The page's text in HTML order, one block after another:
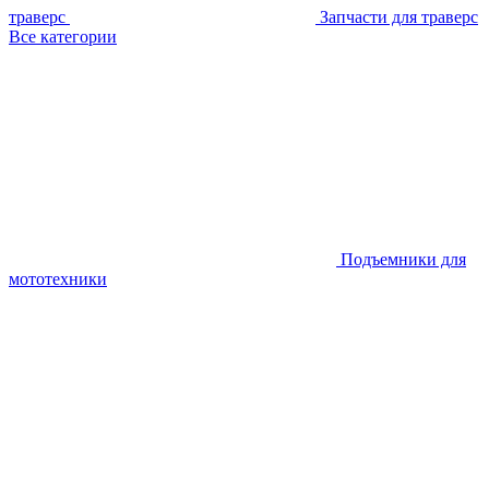
траверс
Запчасти для траверс
Все категории
Подъемники для
мототехники